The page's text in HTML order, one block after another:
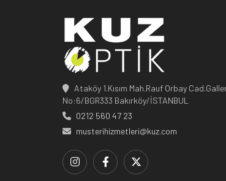
Ataköy 1.Kısım Mah.Rauf Orbay
No:6/BGR333 Bakırköy/İSTANBUL
0212 560 47 23
musterihizmetleri@kuz.com